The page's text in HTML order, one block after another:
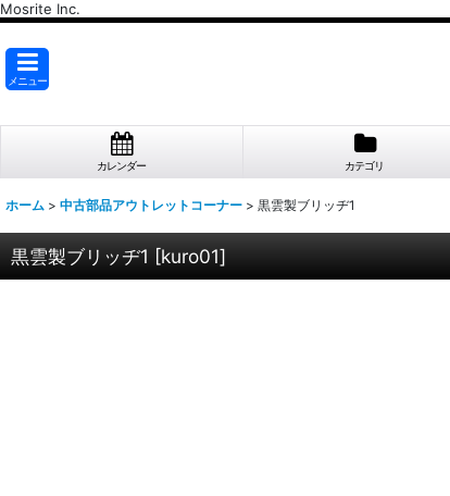
Mosrite Inc.
メニュー
カレンダー カテゴリ
ホーム > 中古部品アウトレットコーナー > 黒雲製ブリッヂ1
黒雲製ブリッヂ1 [kuro01]